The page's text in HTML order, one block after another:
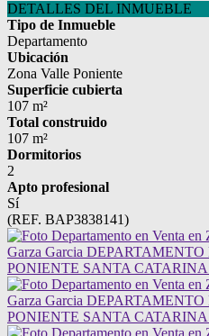
DETALLES DEL INMUEBLE
Tipo de Inmueble
Departamento
Ubicación
Zona Valle Poniente
Superficie cubierta
107 m²
Total construido
107 m²
Dormitorios
2
Apto profesional
Sí
(REF. BAP3838141)